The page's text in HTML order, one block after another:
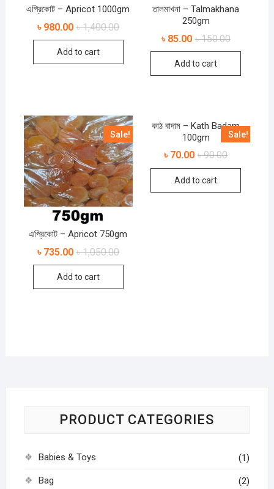
এপ্রিকোট – Apricot 1000gm
৳1,400.00
৳ 980.00
Add to cart
তালমাখনা – Talmakhana
250gm
৳150.00
৳ 85.00
Add to cart
Sale!
এপ্রিকোট – Apricot 750gm
৳1,050.00
৳ 735.00
Add to cart
Sale!
কাঠ বাদাম – Kath Badam
100gm
৳90.00
৳ 70.00
Add to cart
PRODUCT CATEGORIES
Babies & Toys (1)
Bag (2)